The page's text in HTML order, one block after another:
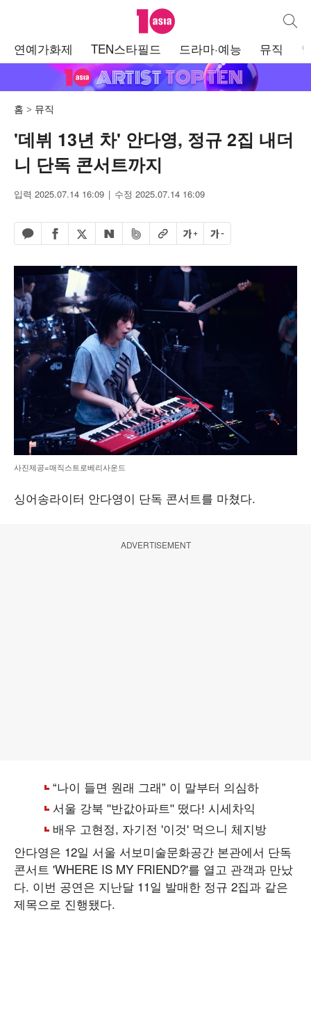
텐아시아 통합
연예가화제 TEN스타필드 드라마·예능 뮤직
홈 뮤직
'데뷔 13년 차' 안다영, 정규 2집 내더
니 단독 콘서트까지
입력 2025.07.14 16:09 수정 2025.07.14 16:09
카카오톡 공유하기
페이스북 공유하기
엑스 공유하기
네이버 공유하기
밴드 공유하기
URL복사글자 크게글자 작게
사진제공=매직스트로베리사운드
싱어송라이터 안다영이 단독 콘서트를 마쳤다.
ADVERTISEMENT
안다영은 12일 서울 서보미술문화공간 본관에서 단독
콘서트 'WHERE IS MY FRIEND?'를 열고 관객과 만났
다. 이번 공연은 지난달 11일 발매한 정규 2집과 같은
제목으로 진행됐다.